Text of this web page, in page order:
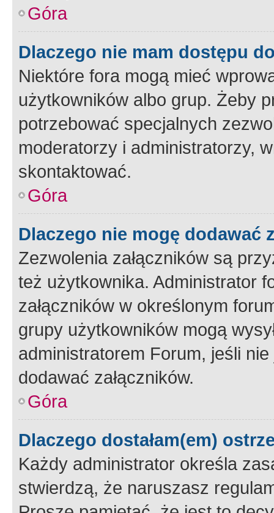
Góra
Dlaczego nie mam dostępu
Niektóre fora mogą mieć
użytkowników albo grup. Żeby
potrzebować specjalnych
moderatorzy i administratorzy,
skontaktować.
Góra
Dlaczego nie mogę dodawać
Zezwolenia załączników są
też użytkownika. Administrator
załączników w określonym
grupy użytkowników mogą
administratorem Forum, jeśli
dodawać załączników.
Góra
Dlaczego dostałam(em)
Każdy administrator określa
stwierdzą, że naruszasz